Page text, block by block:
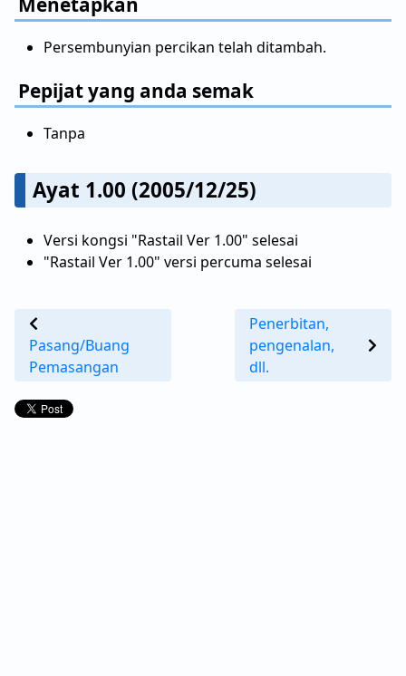
Persembunyian percikan telah ditambah.
Pepijat yang anda semak
Tanpa
Ayat 1.00 (2005/12/25)
Versi kongsi "Rastail Ver 1.00" selesai
"Rastail Ver 1.00" versi percuma selesai
Pasang/Buang
Pemasangan
Penerbitan,
pengenalan,
dll.